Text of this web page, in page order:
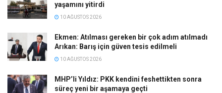
yaşamını yitirdi
10 AĞUSTOS 2026
Ekmen: Atılması gereken bir çok adım atılmadı
Arıkan: Barış için güven tesis edilmeli
10 AĞUSTOS 2026
MHP’li Yıldız: PKK kendini feshettikten sonra
süreç yeni bir aşamaya geçti